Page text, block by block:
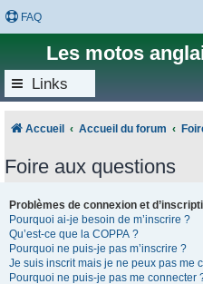
FAQ
Les motos
Links
Accueil Accueil du forum
Foire aux questions
Problèmes de connexion et
Pourquoi ai-je besoin de m’inscrire ?
Qu’est-ce que la COPPA ?
Pourquoi ne puis-je pas m’inscrire ?
Je suis inscrit mais je ne peux pas me
Pourquoi ne puis-je pas me connecter